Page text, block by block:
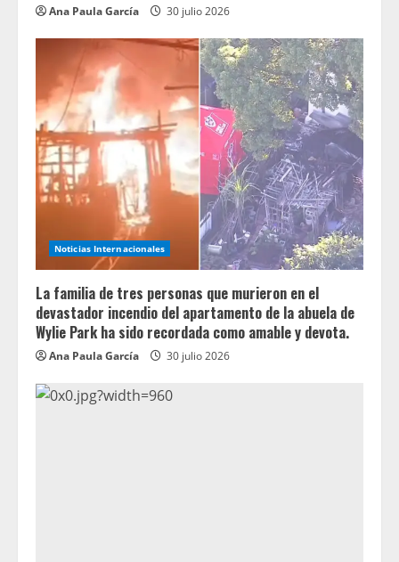
Ana Paula García 30 julio 2026
Noticias Internacionales
La familia de tres personas que murieron en el
devastador incendio del apartamento de la abuela de
Wylie Park ha sido recordada como amable y devota.
Ana Paula García 30 julio 2026